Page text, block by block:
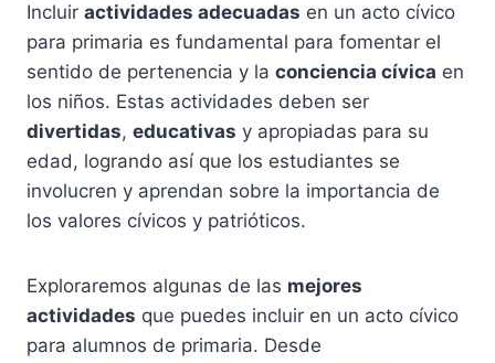
Incluir actividades adecuadas en un acto cívico
para primaria es fundamental para fomentar el
sentido de pertenencia y la conciencia cívica en
los niños. Estas actividades deben ser
divertidas, educativas y apropiadas para su
edad, logrando así que los estudiantes se
involucren y aprendan sobre la importancia de
los valores cívicos y patrióticos.
Exploraremos algunas de las mejores
actividades que puedes incluir en un acto cívico
para alumnos de primaria. Desde